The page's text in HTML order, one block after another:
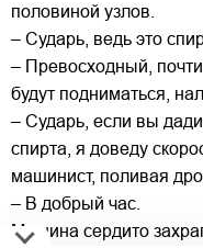
половиной узлов.
– Сударь, ведь это
– Превосходный,
будут подниматься,
– Сударь, если вы
спирта, я доведу
машинист, поливая
– В добрый час.
Машина сердито